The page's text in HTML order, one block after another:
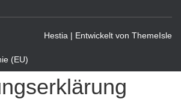
(EU)
Hestia | Entwickelt von ThemeIsle